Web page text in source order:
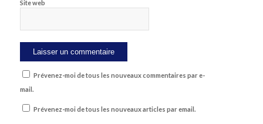
Site web
Prévenez-moi de tous les nouveaux commentaires par e-
mail.
Prévenez-moi de tous les nouveaux articles par email.